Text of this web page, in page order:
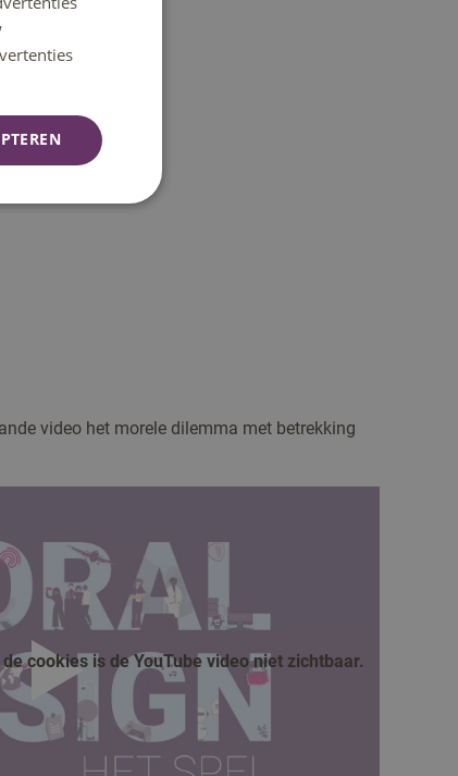
video het morele dilemma met betrekking
afspelen
cookies is de YouTube video niet zichtbaar.
ENGLISH